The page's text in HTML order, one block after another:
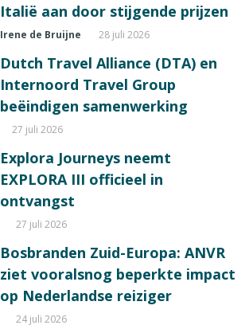
Italië aan door stijgende prijzen
Irene de Bruijne 28 juli 2026
Dutch Travel Alliance (DTA) en
Internoord Travel Group
beëindigen samenwerking
27 juli 2026
Explora Journeys neemt
EXPLORA III officieel in
ontvangst
27 juli 2026
Bosbranden Zuid-Europa: ANVR
ziet vooralsnog beperkte impact
op Nederlandse reiziger
24 juli 2026